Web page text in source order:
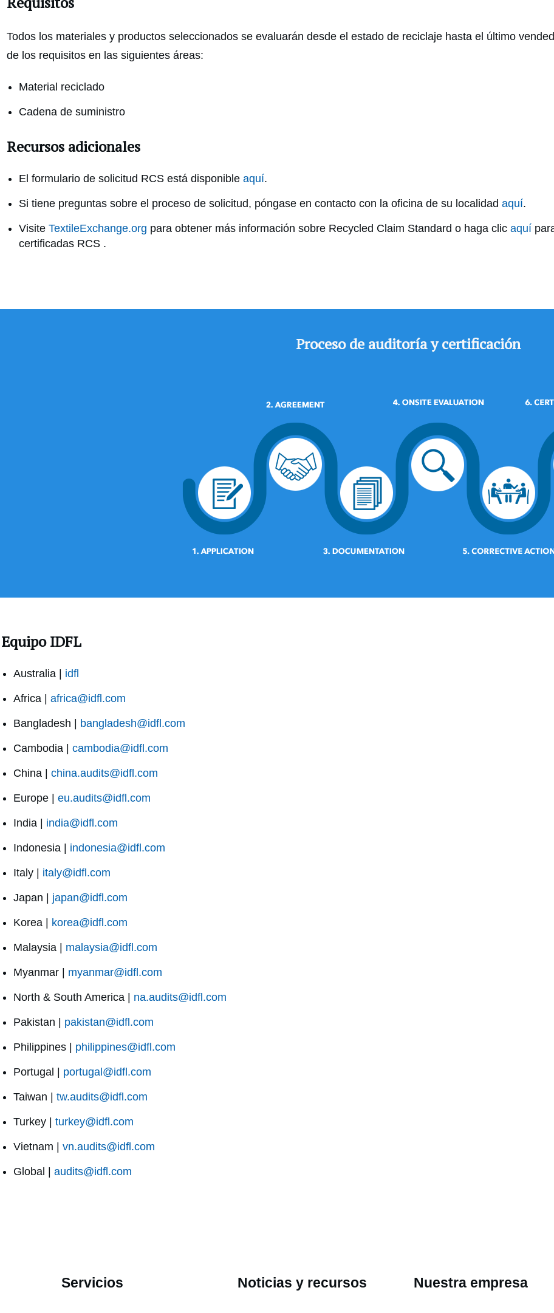
Todos los materiales y productos seleccionados se evaluarán desde el estado de reciclaje hasta el último
de los requisitos en las siguientes áreas:
Material reciclado
Cadena de suministro
Recursos adicionales
El formulario de solicitud RCS está disponible aquí.
Si tiene preguntas sobre el proceso de solicitud, póngase en contacto con la oficina de su localidad aquí.
Visite TextileExchange.org para obtener más información sobre Recycled Claim Standard o haga clic aquí
certificadas RCS .
Proceso de auditoría y certificación
Equipo IDFL
Australia | idfl
Africa | africa@idfl.com
Bangladesh | bangladesh@idfl.com
Cambodia | cambodia@idfl.com
China | china.audits@idfl.com
Europe | eu.audits@idfl.com
India | india@idfl.com
Indonesia | indonesia@idfl.com
Italy | italy@idfl.com
Japan | japan@idfl.com
Korea | korea@idfl.com
Malaysia | malaysia@idfl.com
Myanmar | myanmar@idfl.com
North & South America | na.audits@idfl.com
Pakistan | pakistan@idfl.com
Philippines | philippines@idfl.com
Portugal | portugal@idfl.com
Taiwan | tw.audits@idfl.com
Turkey | turkey@idfl.com
Vietnam | vn.audits@idfl.com
Global | audits@idfl.com
Servicios Noticias y recursos Nuestra empresa